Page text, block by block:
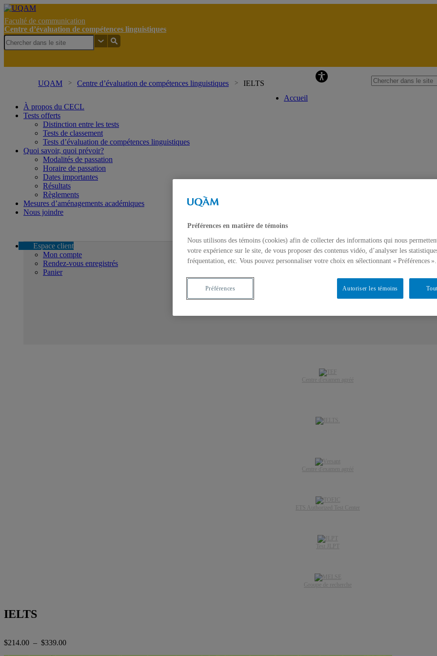
Faculté de communication
Centre d’évaluation de compétences linguistiques
UQAM Centre d’évaluation de compétences linguistiques IELTS
Accueil
À propos du CECL
Tests offerts
Distinction entre les tests
Tests de classement
Tests d’évaluation de compétences linguistiques
Quoi savoir, quoi prévoir?
Modalités de passation
Horaire de passation
Dates importantes
Résultats
Règlements
Mesures d’aménagements académiques
Nous joindre
Espace client
Mon compte
Rendez-vous enregistrés
Panier
Centre d'examen agréé
Centre d'examen agréé
ETS Authorized Test Center
Test JLPT
Groupe de recherche
IELTS
$214.00 – $339.00Plage
Préférences en matière de témoins
Nous utilisons des témoins (cookies) afin de collecter des informations qui nous
votre expérience sur le site, de vous proposer des contenus vidéo, d’analyser les
fréquentation, etc. Vous pouvez personnaliser votre choix en sélectionnant « Préférences ».
Autoriser les témoins
Préférences